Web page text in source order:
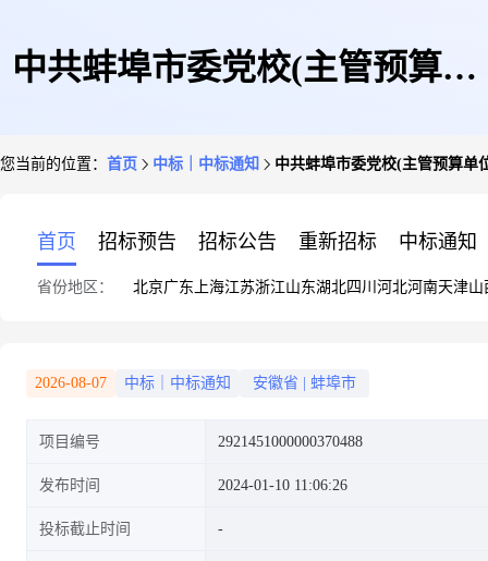
中共蚌埠市委党校(主管预算单
您当前的位置： 首页 中标｜中标通知 中共蚌埠市委党校(主管预算单
首页 招标预告 招标公告 重新招标 中标通知
省份地区： 北京广东 上海江苏浙江山东湖北四川 河北河南天津山
2026-08-07 中标｜中标通知 安徽省 蚌埠市
项目编号 2921451000000370488
发布时间 2024-01-10 11:06:26
投标截止时间